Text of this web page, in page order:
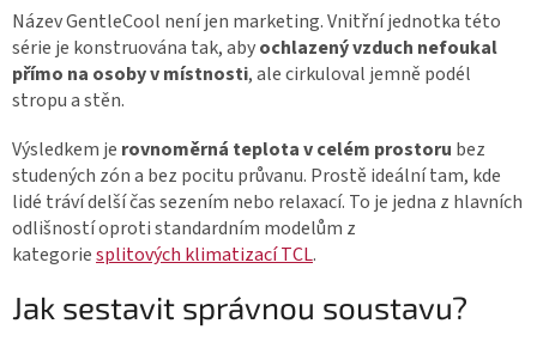
u
Název GentleCool není jen marketing. Vnitřní jednotka této
série je konstruována tak, abyochlazený vzduch nefoukal
přímo na osoby v místnosti, ale cirkuloval jemně podél
stropu a stěn.
Výsledkem je rovnoměrná teplota v celém prostoru bez
studených zón a bez pocitu průvanu. Prostě ideální tam, kde
lidé tráví delší čas sezením nebo relaxací. To je jedna z hlavních
odlišností oproti standardním modelům z
kategoriesplitových klimatizací TCL.
Jak sestavit správnou soustavu?